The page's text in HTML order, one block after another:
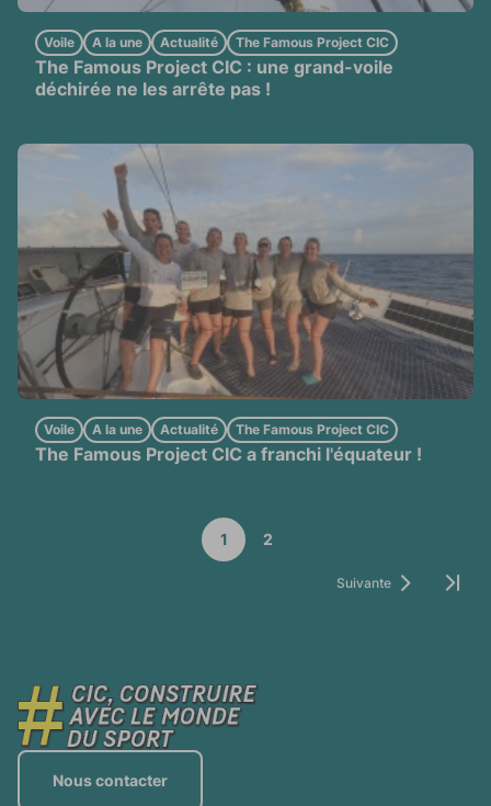
The Famous Project CIC : une grand-voile
déchirée ne les arrête pas !
Voile A la une Actualité The Famous Project CIC
The Famous Project CIC a franchi l'équateur !
Voile A la une Actualité The Famous Project CIC
1 2
Page
Suivante next_page next_chapter
Nous contacter